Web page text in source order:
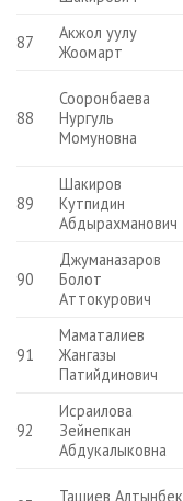
87
Акжол уулу
Жоомарт
88
Сооронбаева
Нургуль
Момуновна
89
Шакиров
Кутпидин
Абдырахманович
90
Джуманазаров
Болот
Аттокурович
91
Маматалиев
Жангазы
Патийдинович
92
Исраилова
Зейнепкан
Абдукалыковна
Ташиев Алтынбек